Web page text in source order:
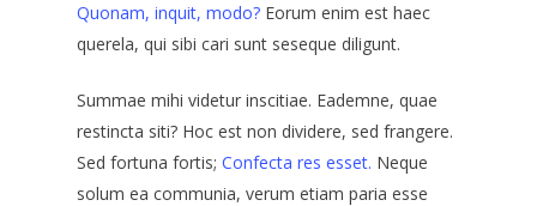
Quonam, inquit, modo? Eorum enim est haec
querela, qui sibi cari sunt seseque diligunt.
Summae mihi videtur inscitiae. Eademne, quae
restincta siti? Hoc est non dividere, sed frangere.
Sed fortuna fortis; Confecta res esset. Neque
solum ea communia, verum etiam paria esse